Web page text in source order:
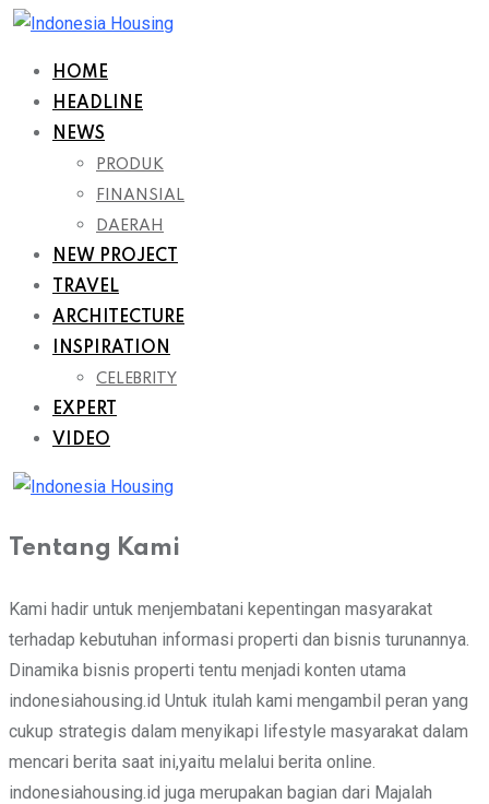
Skip
contentHOME
HEADLINE
NEWS
PRODUK
FINANSIAL
DAERAH
NEW PROJECT
TRAVEL
ARCHITECTURE
INSPIRATION
CELEBRITY
EXPERT
VIDEO
Tentang Kami
Kami hadir untuk menjembatani kepentingan masyarakat
terhadap kebutuhan informasi properti dan bisnis turunannya.
Dinamika bisnis properti tentu menjadi konten utama
indonesiahousing.id Untuk itulah kami mengambil peran yang
cukup strategis dalam menyikapi lifestyle masyarakat dalam
mencari berita saat ini,yaitu melalui berita online.
indonesiahousing.id juga merupakan bagian dari Majalah